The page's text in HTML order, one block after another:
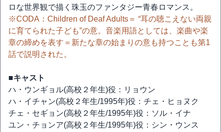
ロな世界観で描く珠玉のファンタジー青春ロマンス。
※CODA：Children of Deaf Adults＝ “耳の聴こえない両親
に育てられた⼦ども”の意。⾳楽⽤語としては、楽曲や楽
章の締めを表す＝新たな章の始まりの意も持つことも第1
話で説明された。
■キャスト
ハ・ウンギョル(高校２年生)役：リョウン
ハ・イチャン(高校２年生/1995年)役：チェ・ヒョヌク
チェ・セギョン(高校２年生/1995年)役：ソル・イナ
ユン・チョンア(高校２年生/1995年)役：シン・ウンス